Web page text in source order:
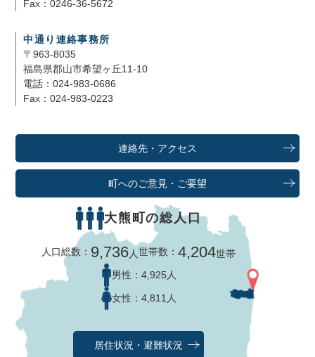
Fax：0246-36-5672
中通り連絡事務所
〒963-8035
福島県郡山市希望ヶ丘11-10
電話：024-983-0686
Fax：024-983-0223
連絡先・アクセス
町へのご意見・ご要望
大熊町の総人口
人口総数： 9,736人世帯数：4,204世帯
男性： 4,925人
女性： 4,811人
居住状況・避難状況